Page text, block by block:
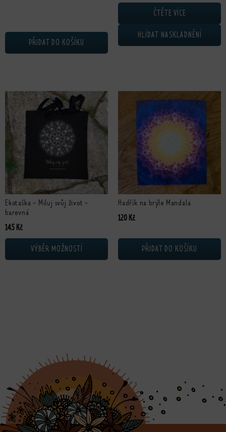
PŘIDAT DO KOŠÍKU
ČTĚTE VÍCE
HLÍDAT NASKLADNĚNÍ
Ekotaška - Miluj svůj život -
barevná
145 Kč
VÝBĚR MOŽNOSTÍ
Tento produkt má více variant. Možnosti lze vybrat na stránce produktu
Hadřík na brýle Mandala
120 Kč
PŘIDAT DO KOŠÍKU